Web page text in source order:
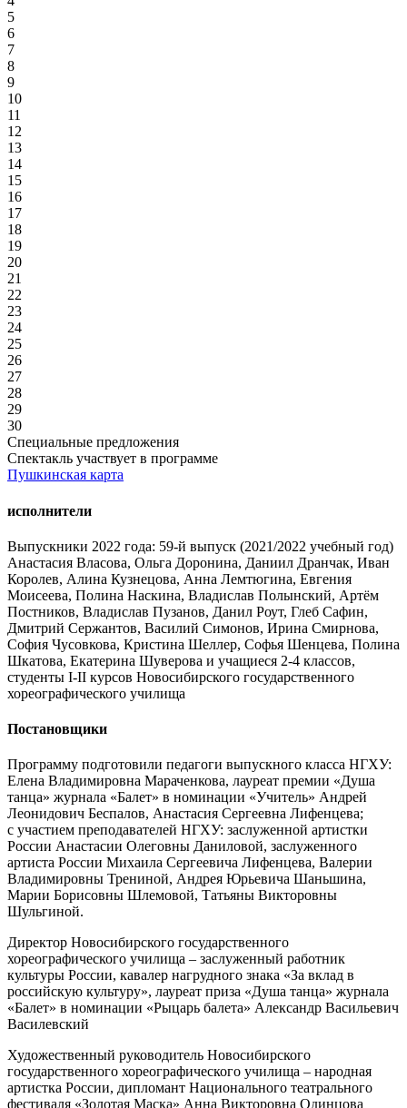
5
6
7
8
9
10
11
12
13
14
15
16
17
18
19
20
21
22
23
24
25
26
27
28
29
30
Специальные предложения
Спектакль участвует в программе
Пушкинская карта
исполнители
Выпускники 2022 года: 59-й выпуск (2021/2022 учебный год)
Анастасия Власова, Ольга Доронина, Даниил Дранчак, Иван
Королев, Алина Кузнецова, Анна Лемтюгина, Евгения
Моисеева, Полина Наскина, Владислав Полынский, Артём
Постников, Владислав Пузанов, Данил Роут, Глеб Сафин,
Дмитрий Сержантов, Василий Симонов, Ирина Смирнова,
София Чусовкова, Кристина Шеллер, Софья Шенцева, Полина
Шкатова, Екатерина Шуверова и учащиеся 2-4 классов,
студенты I-II курсов Новосибирского государственного
хореографического училища
Постановщики
Программу подготовили педагоги выпускного класса НГХУ:
Елена Владимировна Мараченкова, лауреат премии «Душа
танца» журнала «Балет» в номинации «Учитель» Андрей
Леонидович Беспалов, Анастасия Сергеевна Лифенцева;
с участием преподавателей НГХУ: заслуженной артистки
России Анастасии Олеговны Даниловой, заслуженного
артиста России Михаила Сергеевича Лифенцева, Валерии
Владимировны Трениной, Андрея Юрьевича Шаньшина,
Марии Борисовны Шлемовой, Татьяны Викторовны
Шульгиной.
Директор Новосибирского государственного
хореографического училища – заслуженный работник
культуры России, кавалер нагрудного знака «За вклад в
российскую культуру», лауреат приза «Душа танца» журнала
«Балет» в номинации «Рыцарь балета» Александр Васильевич
Василевский
Художественный руководитель Новосибирского
государственного хореографического училища – народная
артистка России, дипломант Национального театрального
фестиваля «Золотая Маска» Анна Викторовна Одинцова